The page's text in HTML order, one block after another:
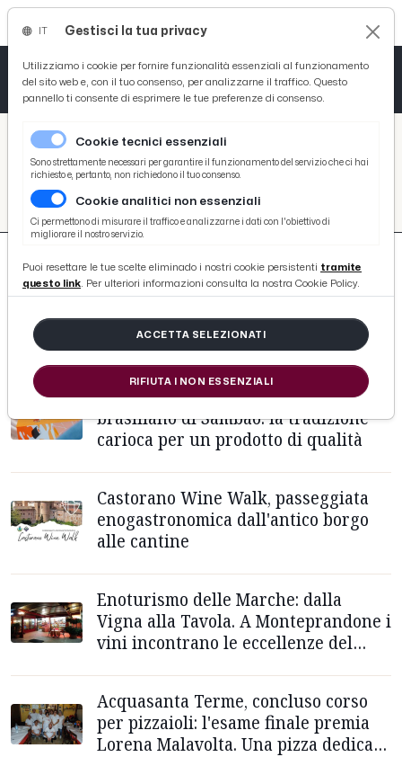
/ Picenotime
/ #enogastronomia
#ENOGASTRONOMIA
330 ARTICOLI
San Benedetto, arriva il sushi nippo
brasiliano di Sambao: la tradizione
carioca per un prodotto di qualità
Castorano Wine Walk, passeggiata
enogastronomica dall'antico borgo
alle cantine
Enoturismo delle Marche: dalla
Vigna alla Tavola. A Monteprandone i
vini incontrano le eccellenze del
Acquasanta Terme, concluso corso
per pizzaioli: l'esame finale premia
Lorena Malavolta. Una pizza dedicata
Gestisci la tua privacy
Utilizziamo i cookie per fornire funzionalità essenziali al funzionamento
del sito web e, con il tuo consenso, per analizzarne il traffico. Questo
pannello ti consente di esprimere le tue preferenze di consenso.
Cookie tecnici essenziali
Sono strettamente necessari per garantire il funzionamento del servizio che ci hai
richiesto e, pertanto, non richiedono il tuo consenso.
Cookie analitici non essenziali
Ci permettono di misurare il traffico e analizzarne i dati con l'obiettivo di
migliorare il nostro servizio.
Puoi resettare le tue scelte eliminado i nostri cookie persistenti tramite
questo link. Per ulteriori informazioni consulta la nostra Cookie Policy.
ACCETTA SELEZIONATI
RIFIUTA I NON ESSENZIALI
Tutto News
Tutto Sport
Basket
Ciclismo
Tutto Curiosità